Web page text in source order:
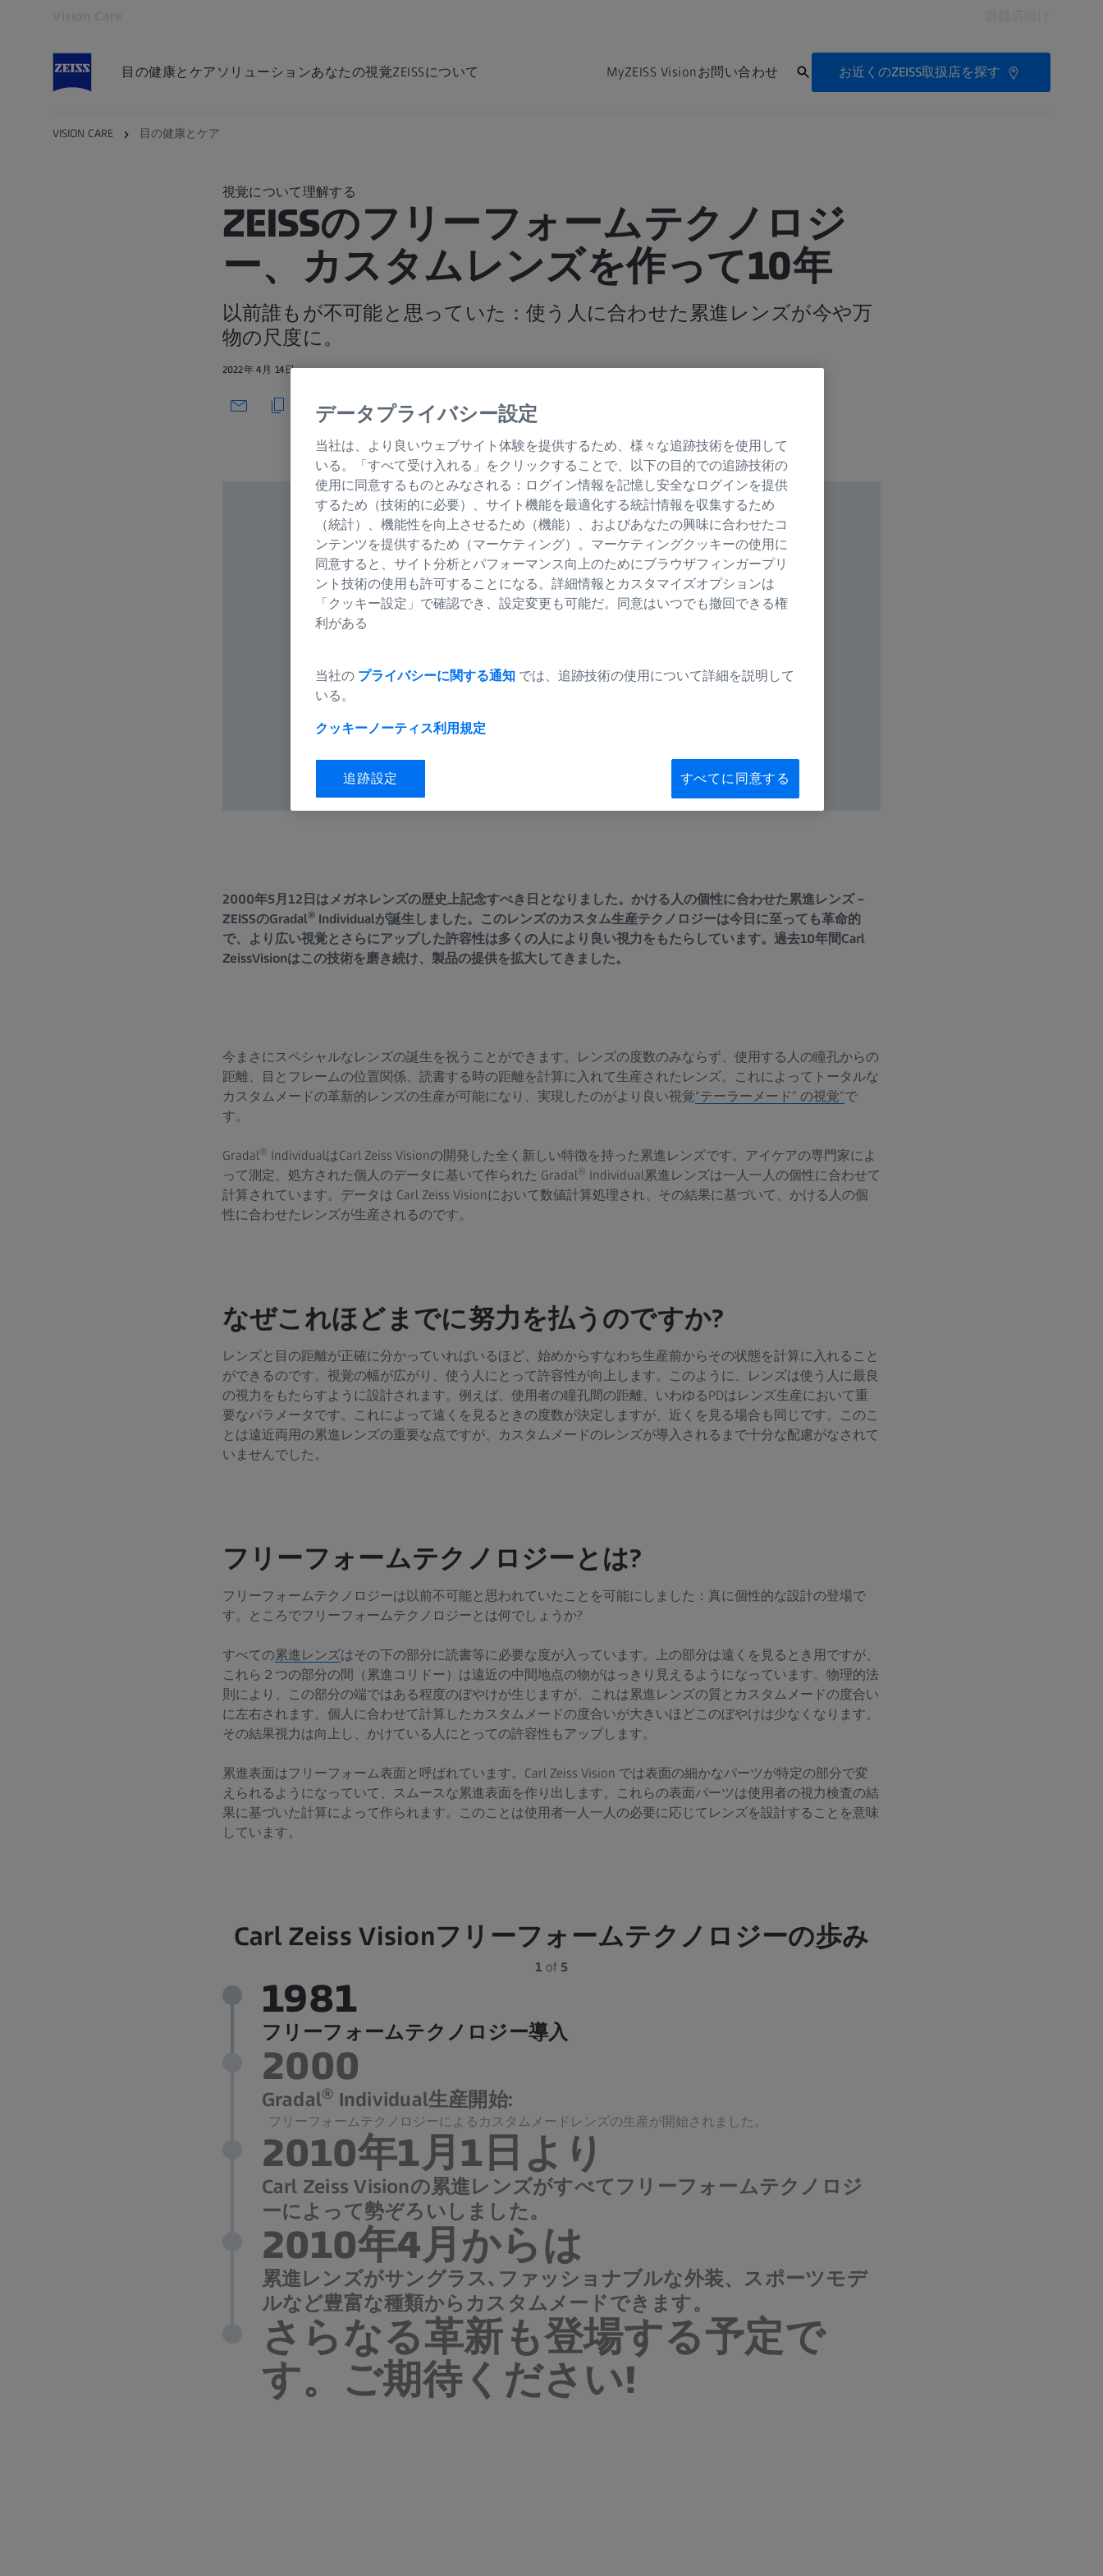
目の健康とケア ソリューションあなたの視覚ZEISSについて MyZEISS Visionお問い合わせ お近くのZEISS取扱店を探す
VISION CARE 目の健康とケア
視覚について理解する
ZEISSのフリーフォームテクノロジ
ー、カスタムレンズを作って10年
以前誰もが不可能と思っていた：使う人に合わせた累進レンズが今や万
物の尺度に。
2022年 4月 14日
2000年5月12日はメガネレンズの歴史上記念すべき日となりました。かける人の個性に合わせた累進レンズ –
ZEISSのGradal®Individualが誕生しました。このレンズのカスタム生産テクノロジーは今日に至っても革命的
で、より広い視覚とさらにアップした許容性は多くの人により良い視力をもたらしています。過去10年間Carl
ZeissVisionはこの技術を磨き続け、製品の提供を拡大してきました。
今まさにスペシャルなレンズの誕生を祝うことができます。レンズの度数のみならず、使用する人の瞳孔からの
距離、目とフレームの位置関係、読書する時の距離を計算に入れて生産されたレンズ。これによってトータルな
カスタムメードの革新的レンズの生産が可能になり、実現したのがより良い視覚“テーラーメード” の視覚”で
す。
Gradal® IndividualはCarl Zeiss Visionの開発した全く新しい特徴を持った累進レンズです。アイケアの専門家によ
って測定、処方された個人のデータに基いて作られた Gradal® Individual累進レンズは一人一人の個性に合わせて
計算されています。データは Carl Zeiss Visionにおいて数値計算処理され、その結果に基づいて、かける人の個
性に合わせたレンズが生産されるのです。
なぜこれほどまでに努力を払うのですか?
レンズと目の距離が正確に分かっていればいるほど、始めからすなわち生産前からその状態を計算に入れること
ができるのです。視覚の幅が広がり、使う人にとって許容性が向上します。このように、レンズは使う人に最良
の視力をもたらすように設計されます。例えば、使用者の瞳孔間の距離、いわゆるPDはレンズ生産において重
要なパラメータです。これによって遠くを見るときの度数が決定しますが、近くを見る場合も同じです。このこ
とは遠近両用の累進レンズの重要な点ですが、カスタムメードのレンズが導入されるまで十分な配慮がなされて
いませんでした。
フリーフォームテクノロジーとは?
フリーフォームテクノロジーは以前不可能と思われていたことを可能にしました：真に個性的な設計の登場で
す。ところでフリーフォームテクノロジーとは何でしょうか?
すべての累進レンズはその下の部分に読書等に必要な度が入っています。上の部分は遠くを見るとき用ですが、
これら２つの部分の間（累進コリドー）は遠近の中間地点の物がはっきり見えるようになっています。物理的法
則により、この部分の端ではある程度のぼやけが生じますが、これは累進レンズの質とカスタムメードの度合い
に左右されます。個人に合わせて計算したカスタムメードの度合いが大きいほどこのぼやけは少なくなります。
その結果視力は向上し、かけている人にとっての許容性もアップします。
累進表面はフリーフォーム表面と呼ばれています。Carl Zeiss Vision では表面の細かなパーツが特定の部分で変
えられるようになっていて、スムースな累進表面を作り出します。これらの表面パーツは使用者の視力検査の結
果に基づいた計算によって作られます。このことは使用者一人一人の必要に応じてレンズを設計することを意味
しています。
Carl Zeiss Visionフリーフォームテクノロジーの歩み
1 of 5
1981
フリーフォームテクノロジー導入
2000
Gradal® Individual生産開始:
フリーフォームテクノロジーによるカスタムメードレンズの生産が開始されました。
2010年1月1日より
Carl Zeiss Visionの累進レンズがすべてフリーフォームテクノロジ
ーによって勢ぞろいしました。
2010年4月からは
累進レンズがサングラス､ファッショナブルな外装、スポーツモデ
ルなど豊富な種類からカスタムメードできます。
さらなる革新も登場する予定で
す。ご期待ください!
データプライバシー設定
当社は、より良いウェブサイト体験を提供するため、様々な追跡技術を使用して
いる。「すべて受け入れる」をクリックすることで、以下の目的での追跡技術の
使用に同意するものとみなされる：ログイン情報を記憶し安全なログインを提供
するため（技術的に必要）、サイト機能を最適化する統計情報を収集するため
（統計）、機能性を向上させるため（機能）、およびあなたの興味に合わせたコ
ンテンツを提供するため（マーケティング）。マーケティングクッキーの使用に
同意すると、サイト分析とパフォーマンス向上のためにブラウザフィンガープリ
ント技術の使用も許可することになる。詳細情報とカスタマイズオプションは
「クッキー設定」で確認でき、設定変更も可能だ。同意はいつでも撤回できる権
利がある
当社の プライバシーに関する通知 では、追跡技術の使用について詳細を説明して
いる。
クッキーノーティス利用規定
追跡設定 すべてに同意する